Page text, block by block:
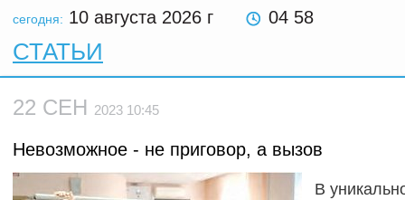
сегодня: 10 августа 2026 г 04 58
СТАТЬИ
22 СЕН 2023 10:45
Невозможное - не приговор, а вызов
В